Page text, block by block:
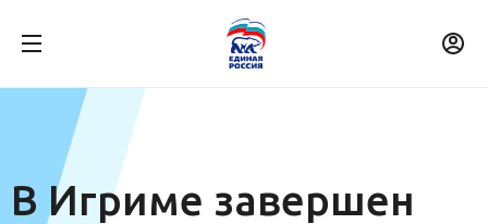
В Игриме завершен